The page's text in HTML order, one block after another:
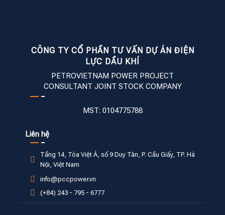
CÔNG TY CỔ PHẦN TƯ VẤN DỰ ÁN ĐIỆN
LỰC DẦU KHÍ
PETROVIETNAM POWER PROJECT
CONSULTANT JOINT STOCK COMPANY
MST: 0104775788
Liên hệ
Tầng 14, Tòa Việt Á, số 9 Duy Tân, P. Cầu Giấy, TP. Hà
Nội, Việt Nam
info@pccpower.vn
(+84) 243 - 795 - 6777